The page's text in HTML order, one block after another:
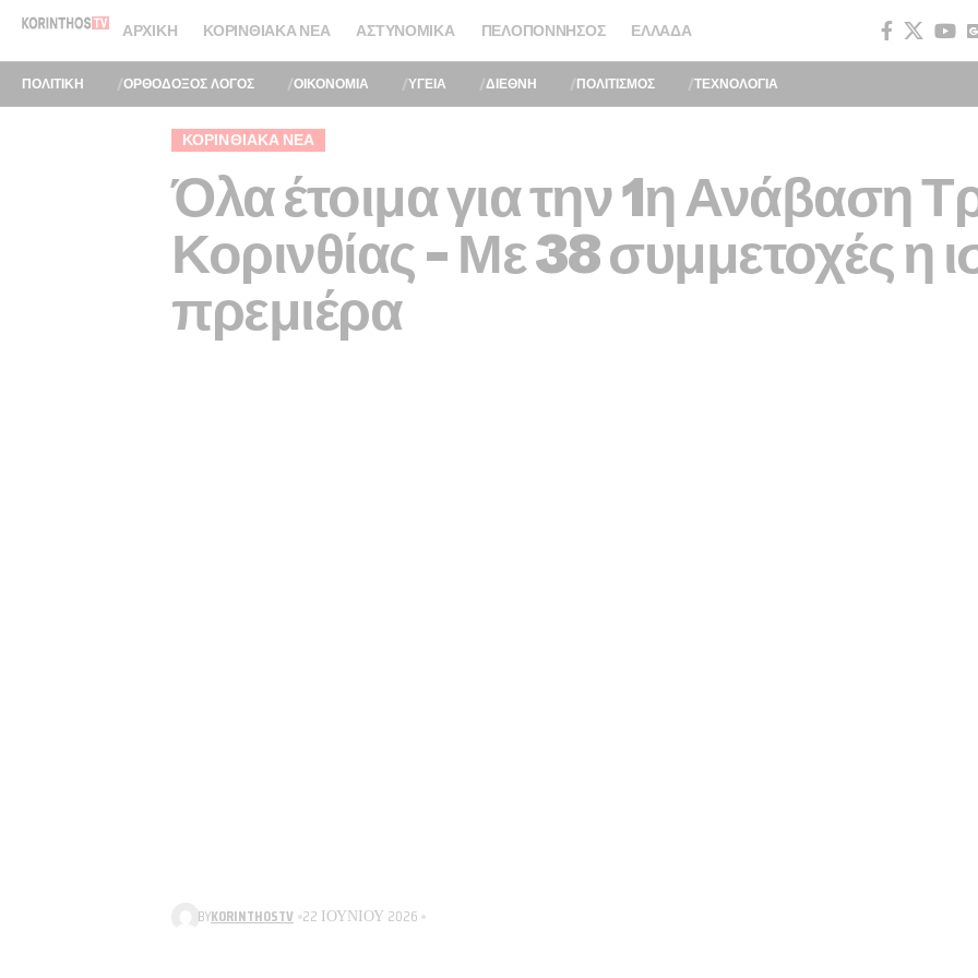
ΑΡΧΙΚΉ ΚΟΡΙΝΘΙΑΚΆ ΝΈΑ ΑΣΤΥΝΟΜΙΚΆ ΠΕΛΟΠΌΝΝΗΣΟΣ ΕΛΛΆΔΑ
ΠΟΛΙΤΙΚΗ ΟΡΘΟΔΟΞΟΣ ΛΟΓΟΣ ΟΙΚΟΝΟΜΙΑ ΥΓΕΙΑ ΔΙΕΘΝΗ ΠΟΛΙΤΙΣΜΟΣ ΤΕΧΝΟΛΟΓΙΑ
ΚΟΡΙΝΘΙΑΚΆ ΝΈΑ
Όλα έτοιμα για την 1η Ανάβαση
Κορινθίας – Με 38 συμμετοχές η
πρεμιέρα
BYKORINTHOSTV 22 ΙΟΥΝΊΟΥ 2026